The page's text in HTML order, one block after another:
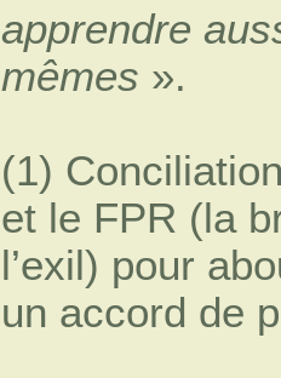
apprendre
mêmes ».
(1)
et le FPR (la
l’exil) pour
un accord de